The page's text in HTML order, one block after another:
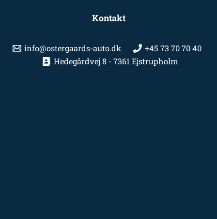
Kontakt
info@ostergaards-auto.dk
+45 73 70 70 40
Hedegårdvej 8 - 7361 Ejstrupholm